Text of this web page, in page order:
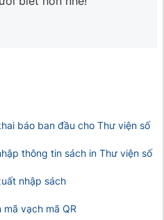
báo ban đầu cho Thư viện số
thông tin sách in Thư viện số
nhập sách
vạch mã QR